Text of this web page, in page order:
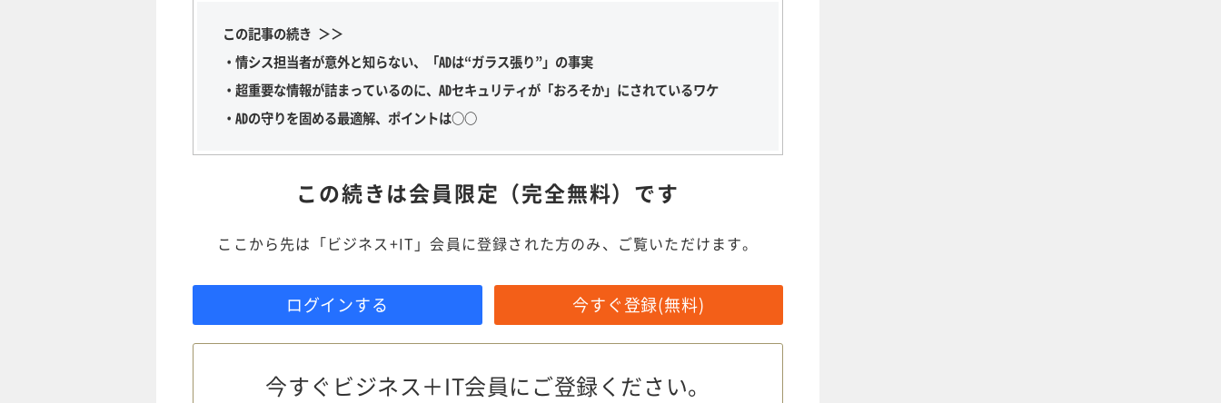
この記事の続き ＞＞
・情シス担当者が意外と知らない、「ADは“ガラス張り”」の事実
・超重要な情報が詰まっているのに、ADセキュリティが「おろそか」にされているワケ
・ADの守りを固める最適解、ポイントは○○
この続きは会員限定（完全無料）です
ここから先は「ビジネス+IT」会員に登録された方のみ、ご覧いただけます。
ログインする 今すぐ登録(無料)
今すぐビジネス＋IT会員にご登録ください。